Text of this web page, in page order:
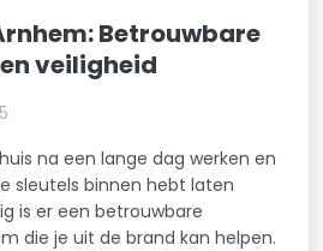
Betrouwbare
veiligheid
na een lange dag werken en
sleutels binnen hebt laten
is er een betrouwbare
die je uit de brand kan helpen.